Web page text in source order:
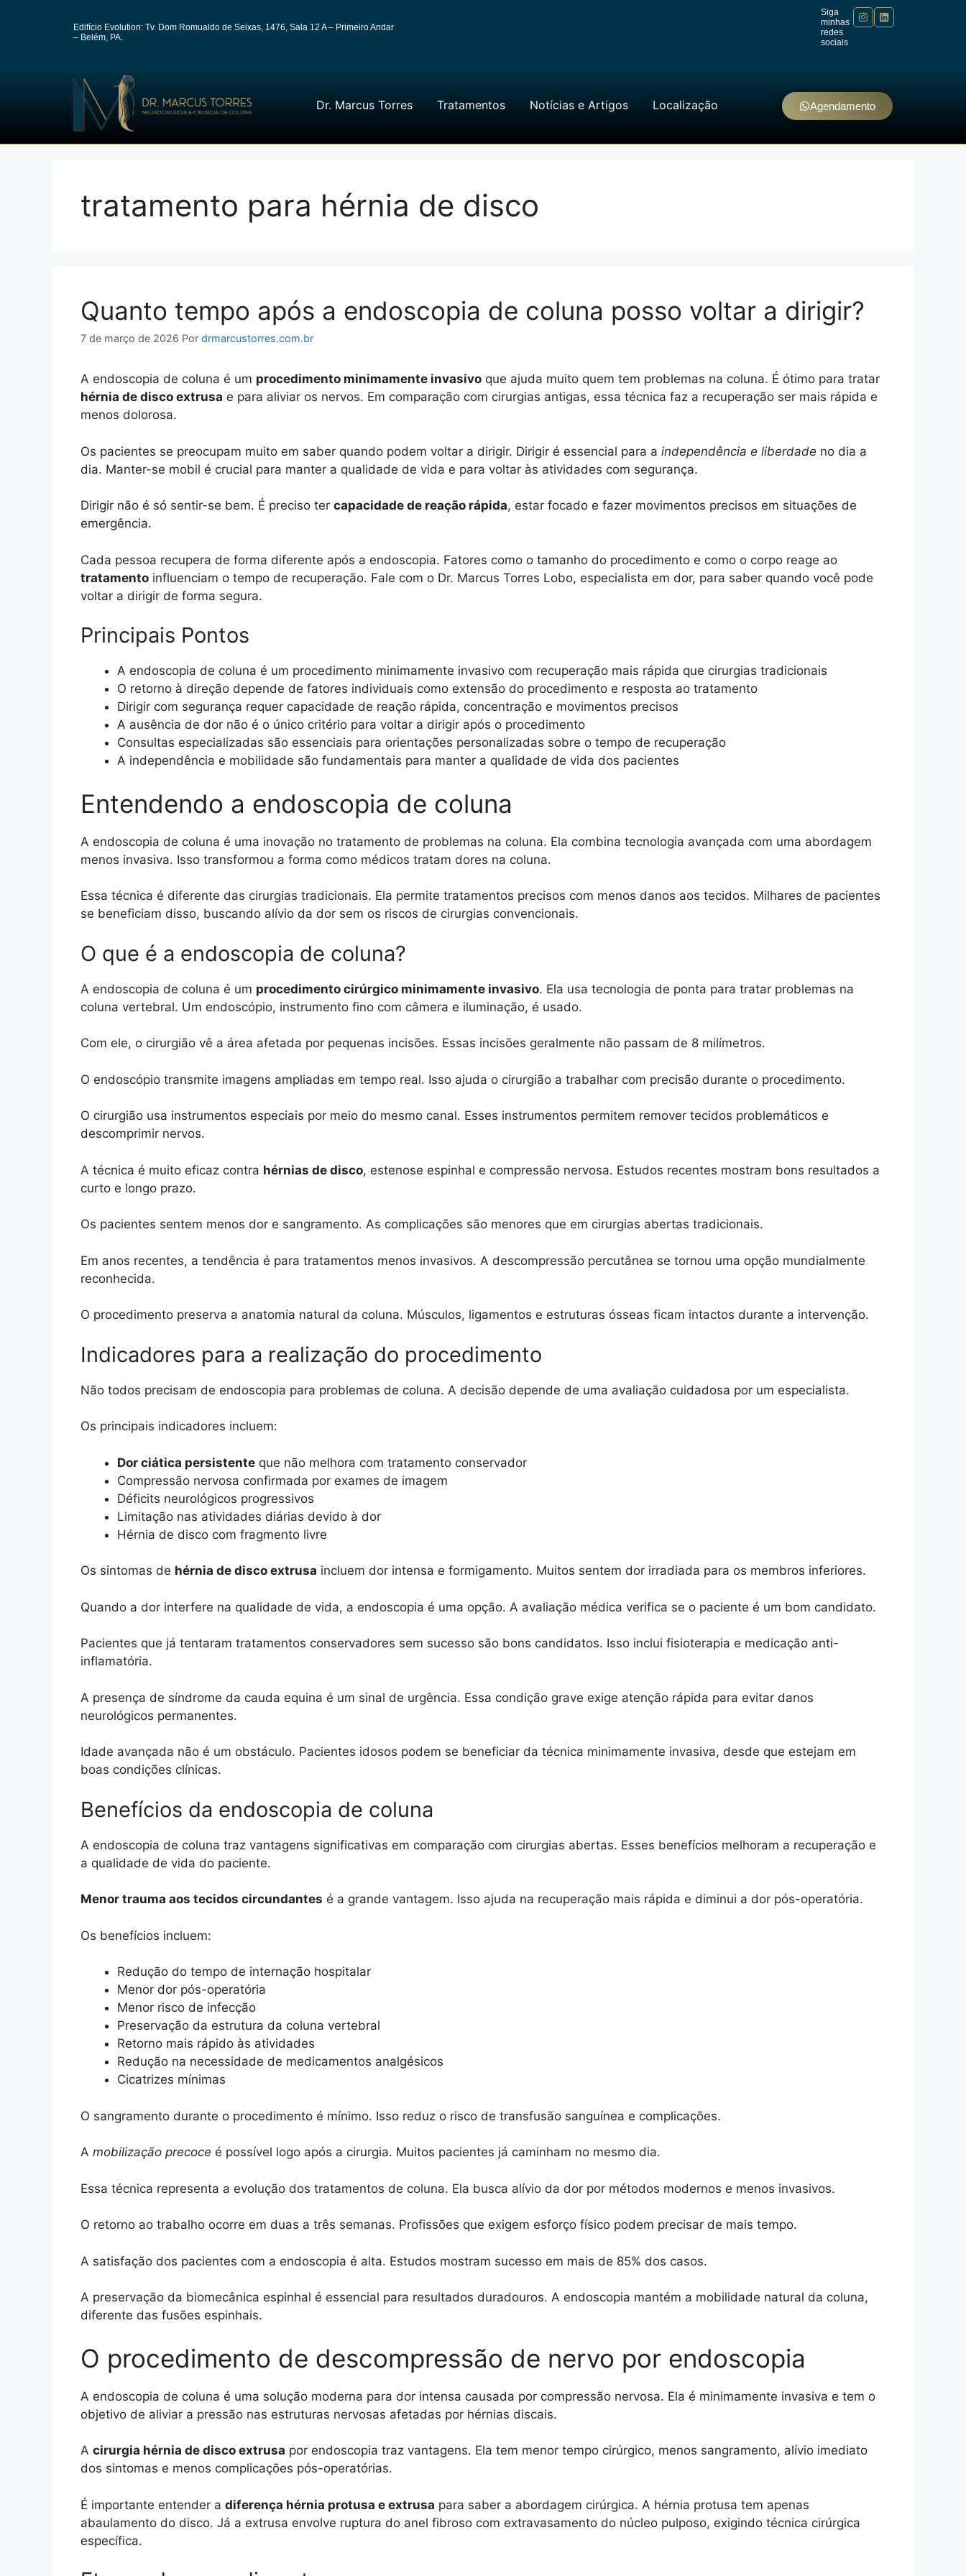
Edifício Evolution: Tv. Dom Romualdo de Seixas, 1476, Sala 12 A – Primeiro Andar
– Belém, PA.
Siga
minhas
redes
sociais
Dr. Marcus Torres Tratamentos Notícias e Artigos Localização Agendamento
tratamento para hérnia de disco
Quanto tempo após a endoscopia de coluna posso voltar a dirigir?
7 de março de 2026 Por drmarcustorres.com.br
A endoscopia de coluna é um procedimento minimamente invasivo que ajuda muito quem tem problemas na coluna. É ótimo para tratar
hérnia de disco extrusa e para aliviar os nervos. Em comparação com cirurgias antigas, essa técnica faz a recuperação ser mais rápida e
menos dolorosa.
Os pacientes se preocupam muito em saber quando podem voltar a dirigir. Dirigir é essencial para a independência e liberdade no dia a
dia. Manter-se mobil é crucial para manter a qualidade de vida e para voltar às atividades com segurança.
Dirigir não é só sentir-se bem. É preciso ter capacidade de reação rápida, estar focado e fazer movimentos precisos em situações de
emergência.
Cada pessoa recupera de forma diferente após a endoscopia. Fatores como o tamanho do procedimento e como o corpo reage ao
tratamento influenciam o tempo de recuperação. Fale com o Dr. Marcus Torres Lobo, especialista em dor, para saber quando você pode
voltar a dirigir de forma segura.
Principais Pontos
A endoscopia de coluna é um procedimento minimamente invasivo com recuperação mais rápida que cirurgias tradicionais
O retorno à direção depende de fatores individuais como extensão do procedimento e resposta ao tratamento
Dirigir com segurança requer capacidade de reação rápida, concentração e movimentos precisos
A ausência de dor não é o único critério para voltar a dirigir após o procedimento
Consultas especializadas são essenciais para orientações personalizadas sobre o tempo de recuperação
A independência e mobilidade são fundamentais para manter a qualidade de vida dos pacientes
Entendendo a endoscopia de coluna
A endoscopia de coluna é uma inovação no tratamento de problemas na coluna. Ela combina tecnologia avançada com uma abordagem
menos invasiva. Isso transformou a forma como médicos tratam dores na coluna.
Essa técnica é diferente das cirurgias tradicionais. Ela permite tratamentos precisos com menos danos aos tecidos. Milhares de pacientes
se beneficiam disso, buscando alívio da dor sem os riscos de cirurgias convencionais.
O que é a endoscopia de coluna?
A endoscopia de coluna é um procedimento cirúrgico minimamente invasivo. Ela usa tecnologia de ponta para tratar problemas na
coluna vertebral. Um endoscópio, instrumento fino com câmera e iluminação, é usado.
Com ele, o cirurgião vê a área afetada por pequenas incisões. Essas incisões geralmente não passam de 8 milímetros.
O endoscópio transmite imagens ampliadas em tempo real. Isso ajuda o cirurgião a trabalhar com precisão durante o procedimento.
O cirurgião usa instrumentos especiais por meio do mesmo canal. Esses instrumentos permitem remover tecidos problemáticos e
descomprimir nervos.
A técnica é muito eficaz contra hérnias de disco, estenose espinhal e compressão nervosa. Estudos recentes mostram bons resultados a
curto e longo prazo.
Os pacientes sentem menos dor e sangramento. As complicações são menores que em cirurgias abertas tradicionais.
Em anos recentes, a tendência é para tratamentos menos invasivos. A descompressão percutânea se tornou uma opção mundialmente
reconhecida.
O procedimento preserva a anatomia natural da coluna. Músculos, ligamentos e estruturas ósseas ficam intactos durante a intervenção.
Indicadores para a realização do procedimento
Não todos precisam de endoscopia para problemas de coluna. A decisão depende de uma avaliação cuidadosa por um especialista.
Os principais indicadores incluem:
Dor ciática persistente que não melhora com tratamento conservador
Compressão nervosa confirmada por exames de imagem
Déficits neurológicos progressivos
Limitação nas atividades diárias devido à dor
Hérnia de disco com fragmento livre
Os sintomas de hérnia de disco extrusa incluem dor intensa e formigamento. Muitos sentem dor irradiada para os membros inferiores.
Quando a dor interfere na qualidade de vida, a endoscopia é uma opção. A avaliação médica verifica se o paciente é um bom candidato.
Pacientes que já tentaram tratamentos conservadores sem sucesso são bons candidatos. Isso inclui fisioterapia e medicação anti-
inflamatória.
A presença de síndrome da cauda equina é um sinal de urgência. Essa condição grave exige atenção rápida para evitar danos
neurológicos permanentes.
Idade avançada não é um obstáculo. Pacientes idosos podem se beneficiar da técnica minimamente invasiva, desde que estejam em
boas condições clínicas.
Benefícios da endoscopia de coluna
A endoscopia de coluna traz vantagens significativas em comparação com cirurgias abertas. Esses benefícios melhoram a recuperação e
a qualidade de vida do paciente.
Menor trauma aos tecidos circundantes é a grande vantagem. Isso ajuda na recuperação mais rápida e diminui a dor pós-operatória.
Os benefícios incluem:
Redução do tempo de internação hospitalar
Menor dor pós-operatória
Menor risco de infecção
Preservação da estrutura da coluna vertebral
Retorno mais rápido às atividades
Redução na necessidade de medicamentos analgésicos
Cicatrizes mínimas
O sangramento durante o procedimento é mínimo. Isso reduz o risco de transfusão sanguínea e complicações.
A mobilização precoce é possível logo após a cirurgia. Muitos pacientes já caminham no mesmo dia.
Essa técnica representa a evolução dos tratamentos de coluna. Ela busca alívio da dor por métodos modernos e menos invasivos.
O retorno ao trabalho ocorre em duas a três semanas. Profissões que exigem esforço físico podem precisar de mais tempo.
A satisfação dos pacientes com a endoscopia é alta. Estudos mostram sucesso em mais de 85% dos casos.
A preservação da biomecânica espinhal é essencial para resultados duradouros. A endoscopia mantém a mobilidade natural da coluna,
diferente das fusões espinhais.
O procedimento de descompressão de nervo por endoscopia
A endoscopia de coluna é uma solução moderna para dor intensa causada por compressão nervosa. Ela é minimamente invasiva e tem o
objetivo de aliviar a pressão nas estruturas nervosas afetadas por hérnias discais.
A cirurgia hérnia de disco extrusa por endoscopia traz vantagens. Ela tem menor tempo cirúrgico, menos sangramento, alívio imediato
dos sintomas e menos complicações pós-operatórias.
É importante entender a diferença hérnia protusa e extrusa para saber a abordagem cirúrgica. A hérnia protusa tem apenas
abaulamento do disco. Já a extrusa envolve ruptura do anel fibroso com extravasamento do núcleo pulposo, exigindo técnica cirúrgica
específica.